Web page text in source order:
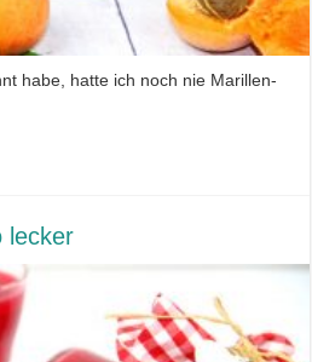
habe, hatte ich noch nie Marillen-
lecker